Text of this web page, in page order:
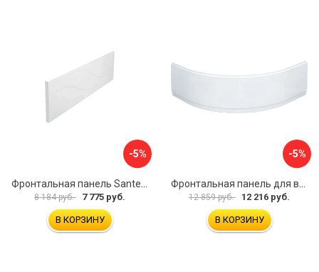
-5%
8 184 руб. 7 775 руб.
В КОРЗИНУ
-5%
12 859 руб. 12 216 руб.
В КОРЗИНУ